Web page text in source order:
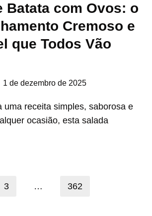
Batata com Ovos: o
Cremoso e
que Todos Vão
1 de dezembro de 2025
uma receita simples, saborosa e
ocasião, esta salada
3 … 362